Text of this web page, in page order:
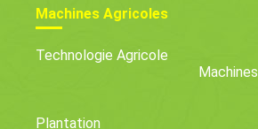
Machines Agricoles
Technologie Agricole
Plantation